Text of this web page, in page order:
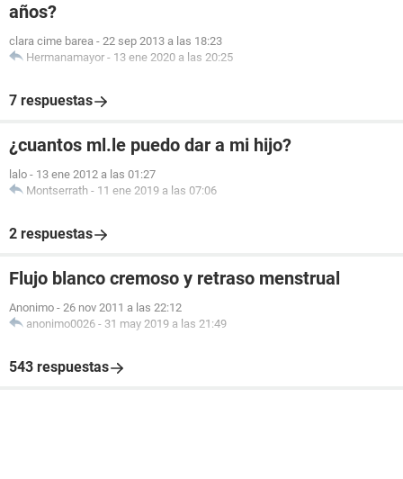
años?
clara cime barea - 22 sep 2013 a las 18:23
Hermanamayor - 13 ene 2020 a las 20:25
7 respuestas
¿cuantos ml.le puedo dar a mi hijo?
lalo - 13 ene 2012 a las 01:27
Montserrath - 11 ene 2019 a las 07:06
2 respuestas
Flujo blanco cremoso y retraso menstrual
Anonimo - 26 nov 2011 a las 22:12
anonimo0026 - 31 may 2019 a las 21:49
543 respuestas